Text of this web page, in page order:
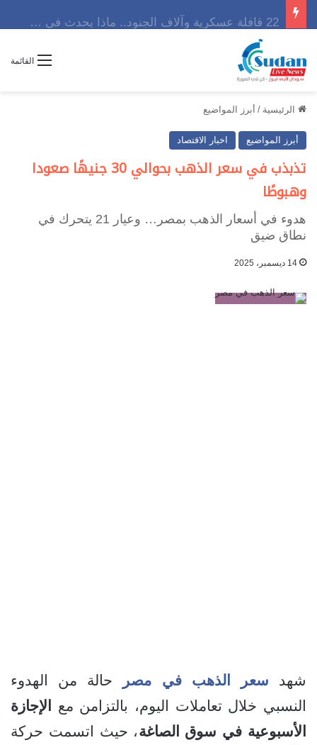
القائمة
الرئيسية / أبرز المواضيع
أبرز المواضيع اخبار الاقتصاد
تذبذب في سعر الذهب بحوالي 30 جنيهًا صعودا
وهبوطًا
هدوء في أسعار الذهب بمصر… وعيار 21 يتحرك في
نطاق ضيق
14 ديسمبر، 2025
شهد سعر الذهب في مصر
حالة من الهدوء
النسبي خلال تعاملات اليوم، بالتزامن مع
الإجازة
الأسبوعية في سوق الصاغة، حيث اتسمت حركة